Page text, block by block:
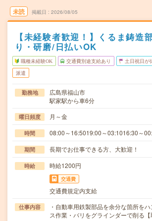
未読 掲載日 2026/08/05
【未経験者歓迎！】くるま鋳造
り・研磨/日払いOK
職種未経験OK 交通費別途支給あり 土日祝日が
派遣
勤務地
広島県福山市
駅家駅から車6分
曜日頻度 月～金
時間 08:00～16:5019:00～03:1016:30～
期間 長期でお仕事できる方、大歓迎！
時給 時給1200円
交通費
交通費規定内支給
仕事内容
・自動車用鉄製部品を余分な箇所を
ス作業・バリをグラインダーで削る